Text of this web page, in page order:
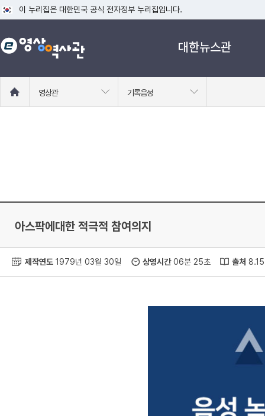
이 누리집은 대한민국 공식 전자정부 누리집입니다.
공식 누리집 주소 확인하기
go.kr 주소를 사용하는 누리집은 대한민국 정부기관이 관리하는 누리집입니
대한뉴스관
로
영상관 기록음성
아스팍에대한 적극적 참여의지
제작연도 1979년 03월 30일 상영시간06분 25초 출처